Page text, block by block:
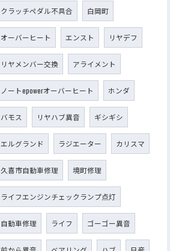
クラッチペダル不具合 白岡町
オーバーヒート エンスト リヤデフ
リヤメンバー交換 アライメント
ノートepowerオーバーヒート ホンダ
バモス リヤハブ異音 ギシギシ
エルグランド ラジエーター カリスマ
久喜市自動車修理 境町修理
ライフエンジンチェックランプ点灯
自動車修理 ライフ ゴーゴー異音